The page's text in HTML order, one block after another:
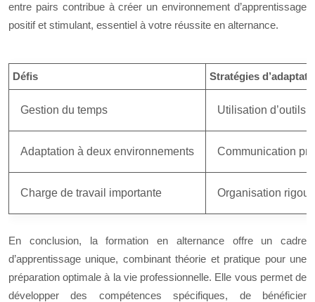
entre pairs contribue à créer un environnement d’apprentissage
positif et stimulant, essentiel à votre réussite en alternance.
Défis Stratégies
Gestion du temps Utilisation d’outils
Adaptation à deux environnements Communication
Charge de travail importante Organisation
En conclusion, la formation en alternance offre un cadre
d’apprentissage unique, combinant théorie et pratique pour une
préparation optimale à la vie professionnelle. Elle vous permet de
développer des compétences spécifiques, de bénéficier